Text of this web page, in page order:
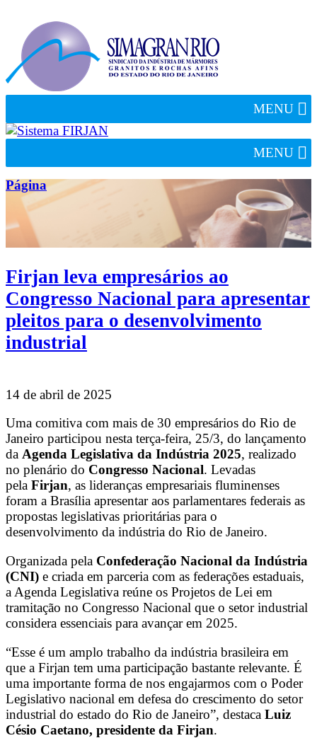
MENU
MENU
Página
Firjan leva empresários ao
Congresso Nacional para apresentar
pleitos para o desenvolvimento
industrial
14 de abril de 2025
Uma comitiva com mais de 30 empresários do Rio de
Janeiro participou nesta terça-feira, 25/3, do lançamento
da Agenda Legislativa da Indústria 2025, realizado
no plenário do Congresso Nacional. Levadas
pela Firjan, as lideranças empresariais fluminenses
foram a Brasília apresentar aos parlamentares federais as
propostas legislativas prioritárias para o
desenvolvimento da indústria do Rio de Janeiro.
Organizada pela Confederação Nacional da Indústria
(CNI) e criada em parceria com as federações estaduais,
a Agenda Legislativa reúne os Projetos de Lei em
tramitação no Congresso Nacional que o setor industrial
considera essenciais para avançar em 2025.
“Esse é um amplo trabalho da indústria brasileira em
que a Firjan tem uma participação bastante relevante. É
uma importante forma de nos engajarmos com o Poder
Legislativo nacional em defesa do crescimento do setor
industrial do estado do Rio de Janeiro”, destaca Luiz
Césio Caetano, presidente da Firjan.